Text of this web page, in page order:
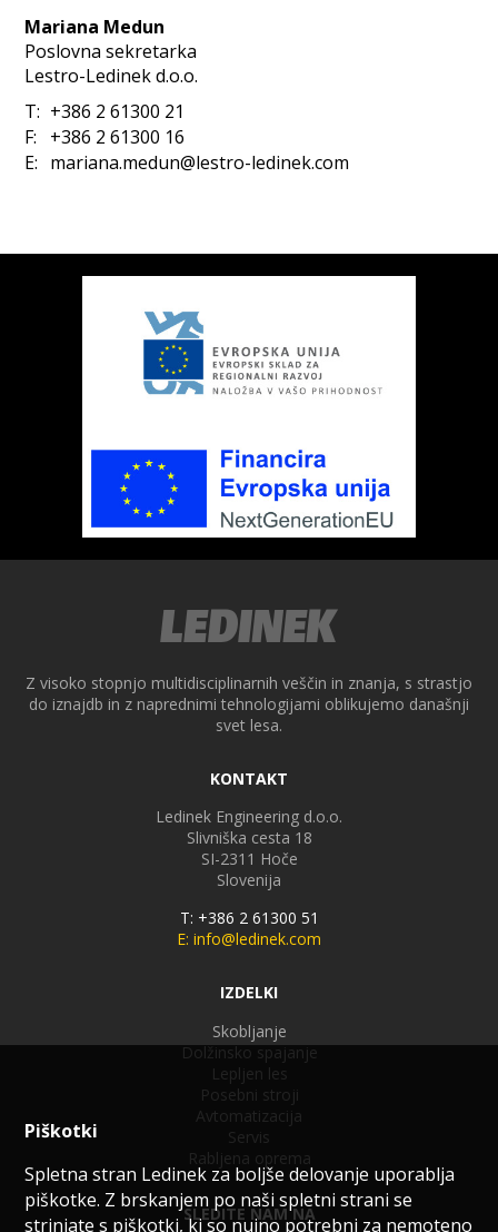
Piškotki
Spletna stran Ledinek za boljše delovanje uporablja
piškotke. Z brskanjem po naši spletni strani se
strinjate s piškotki, ki so nujno potrebni za nemoteno
Mariana Medun
Poslovna sekretarka
Lestro-Ledinek d.o.o.
T: +386 2 61300 21
F:
+386 2 61300 16
E: mariana.medun@lestro-ledinek.com
Z visoko stopnjo multidisciplinarnih veščin in znanja, s strastjo
do iznajdb in z naprednimi tehnologijami oblikujemo današnji
svet lesa.
KONTAKT
Ledinek Engineering d.o.o.
Slivniška cesta 18
SI-2311 Hoče
Slovenija
T: +386 2 61300 51
E: info@ledinek.com
IZDELKI
Skobljanje
Dolžinsko spajanje
Lepljen les
Posebni stroji
Avtomatizacija
Servis
Rabljena oprema
SLEDITE NAM NA